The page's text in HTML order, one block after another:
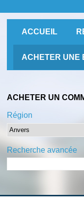
ACCUEIL
ACHETER UNE
ACHETER UN
Région
Recherche avancée